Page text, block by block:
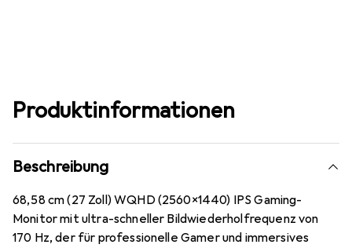
Produktinformationen
Beschreibung
68,58 cm (27 Zoll) WQHD (2560x1440) IPS Gaming-
Monitor mit ultra-schneller Bildwiederholfrequenz von
170 Hz, der für professionelle Gamer und immersives